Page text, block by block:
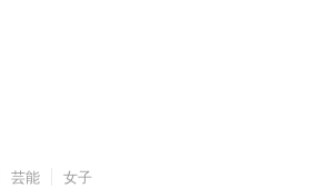
芸能 女子